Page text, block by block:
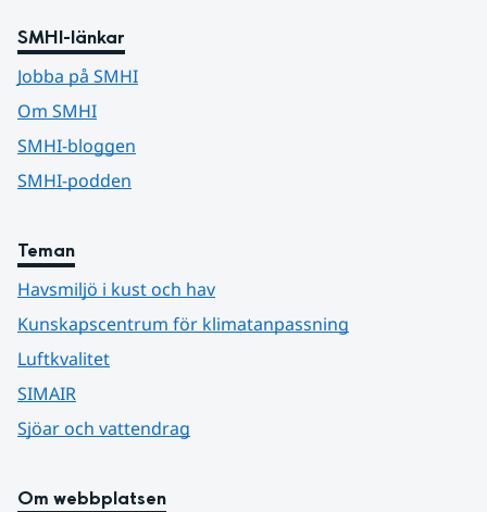
SMHI-länkar
Jobba på SMHI
Om SMHI
SMHI-bloggen
SMHI-podden
Teman
Havsmiljö i kust och hav
Kunskapscentrum för klimatanpassning
Luftkvalitet
SIMAIR
Sjöar och vattendrag
Om webbplatsen